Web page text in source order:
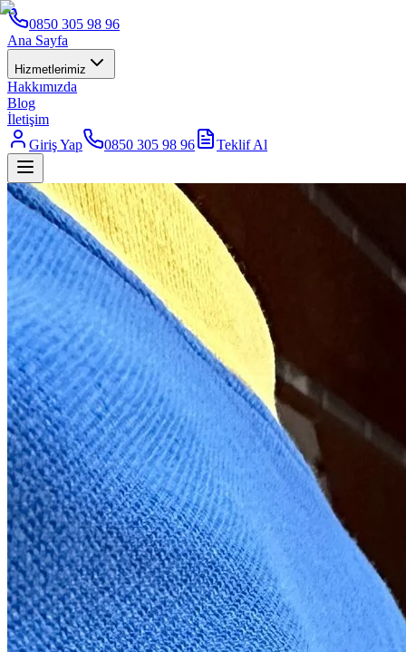
0850 305 98 96
Ana Sayfa
Hizmetlerimiz
Hakkımızda
Blog
İletişim
Giriş Yap
0850 305 98 96 Teklif Al